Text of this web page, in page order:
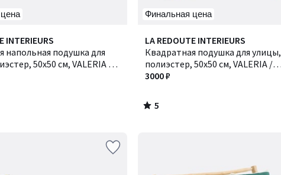
INTERIEURS
напольная подушка для
50x50 см, VALERIA /
Финальная цена
LA REDOUTE INTERIEURS
Квадратная подушка для улицы,
полиэстер, 50x50 см, VALERIA /
ВАЛЕРИЯ
3000 ₽
5
/
5
5
/